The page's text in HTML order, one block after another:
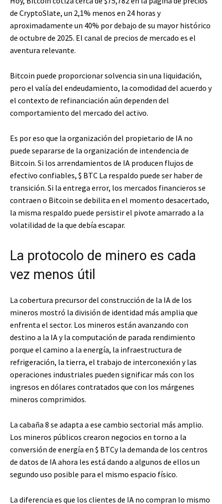
de CryptoSlate, un 2,1% menos en 24 horas y
aproximadamente un 40% por debajo de su mayor histórico
de octubre de 2025. El canal de precios de mercado es el
aventura relevante.
Bitcoin puede proporcionar solvencia sin una liquidación,
pero el valía del endeudamiento, la comodidad del acuerdo y
el contexto de refinanciación aún dependen del
comportamiento del mercado del activo.
Es por eso que la organización del propietario de IA no
puede separarse de la organización de intendencia de
Bitcoin. Si los arrendamientos de IA producen flujos de
efectivo confiables, $ BTC La respaldo puede ser haber de
transición. Si la entrega error, los mercados financieros se
contraen o Bitcoin se debilita en el momento desacertado,
la misma respaldo puede persistir el pivote amarrado a la
volatilidad de la que debía escapar.
La protocolo de minero es cada
vez menos útil
La cobertura precursor del construcción de la IA de los
mineros mostró la división de identidad más amplia que
enfrenta el sector. Los mineros están avanzando con
destino a la IA y la computación de parada rendimiento
porque el camino a la energía, la infraestructura de
refrigeración, la tierra, el trabajo de interconexión y las
operaciones industriales pueden significar más con los
ingresos en dólares contratados que con los márgenes
mineros comprimidos.
La cabaña 8 se adapta a ese cambio sectorial más amplio.
Los mineros públicos crearon negocios en torno a la
conversión de energía en $ BTCy la demanda de los centros
de datos de IA ahora les está dando a algunos de ellos un
segundo uso posible para el mismo espacio físico.
La diferencia es que los clientes de IA no compran lo mismo